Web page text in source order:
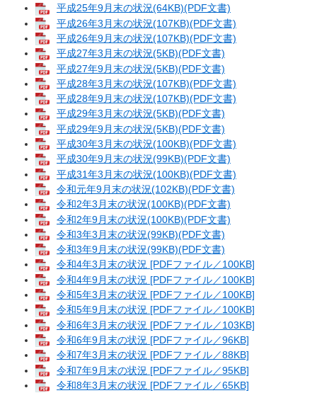
平成25年9月末の状況(64KB)(PDF文書)
平成26年3月末の状況(107KB)(PDF文書)
平成26年9月末の状況(107KB)(PDF文書)
平成27年3月末の状況(5KB)(PDF文書)
平成27年9月末の状況(5KB)(PDF文書)
平成28年3月末の状況(107KB)(PDF文書)
平成28年9月末の状況(107KB)(PDF文書)
平成29年3月末の状況(5KB)(PDF文書)
平成29年9月末の状況(5KB)(PDF文書)
平成30年3月末の状況(100KB)(PDF文書)
平成30年9月末の状況(99KB)(PDF文書)
平成31年3月末の状況(100KB)(PDF文書)
令和元年9月末の状況(102KB)(PDF文書)
令和2年3月末の状況(100KB)(PDF文書)
令和2年9月末の状況(100KB)(PDF文書)
令和3年3月末の状況(99KB)(PDF文書)
令和3年9月末の状況(99KB)(PDF文書)
令和4年3月末の状況 [PDFファイル／100KB]
令和4年9月末の状況 [PDFファイル／100KB]
令和5年3月末の状況 [PDFファイル／100KB]
令和5年9月末の状況 [PDFファイル／100KB]
令和6年3月末の状況 [PDFファイル／103KB]
令和6年9月末の状況 [PDFファイル／96KB]
令和7年3月末の状況 [PDFファイル／88KB]
令和7年9月末の状況 [PDFファイル／95KB]
令和8年3月末の状況 [PDFファイル／65KB]